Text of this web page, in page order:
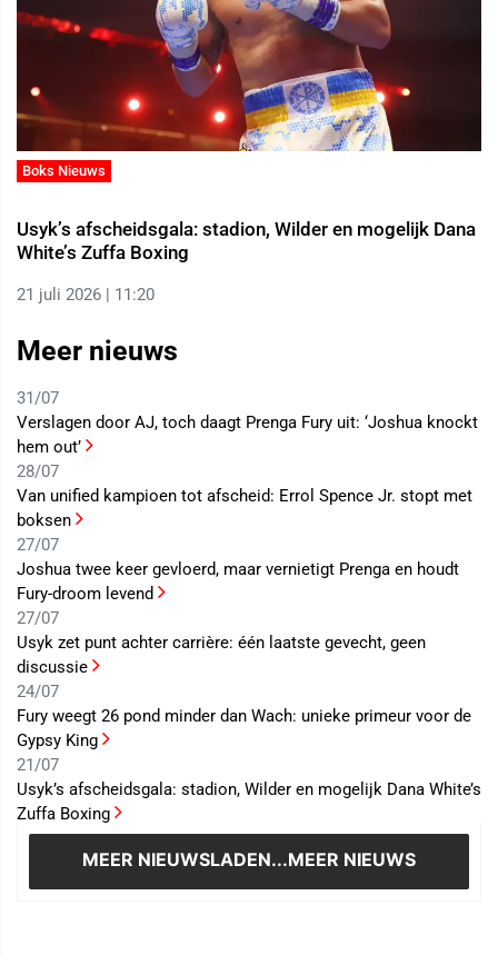
Boks Nieuws
Usyk’s afscheidsgala: stadion, Wilder en mogelijk Dana
White’s Zuffa Boxing
21 juli 2026 | 11:20
Meer nieuws
31/07
Verslagen door AJ, toch daagt Prenga Fury uit: ‘Joshua knockt
hem out’
28/07
Van unified kampioen tot afscheid: Errol Spence Jr. stopt met
boksen
27/07
Joshua twee keer gevloerd, maar vernietigt Prenga en houdt
Fury-droom levend
27/07
Usyk zet punt achter carrière: één laatste gevecht, geen
discussie
24/07
Fury weegt 26 pond minder dan Wach: unieke primeur voor de
Gypsy King
21/07
Usyk’s afscheidsgala: stadion, Wilder en mogelijk Dana White’s
Zuffa Boxing
MEER NIEUWSLADEN...MEER NIEUWS